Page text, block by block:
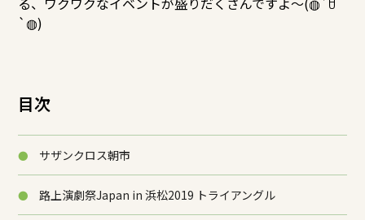
`◍)
目次
サザンクロス朝市
路上演劇祭Japan in 浜松2019 トライアングル